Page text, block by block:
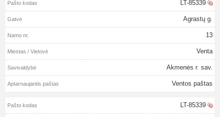
LT-85339
Agrastų g.
13
Venta
Akmenės r. sav.
Ventos paštas
LT-85339